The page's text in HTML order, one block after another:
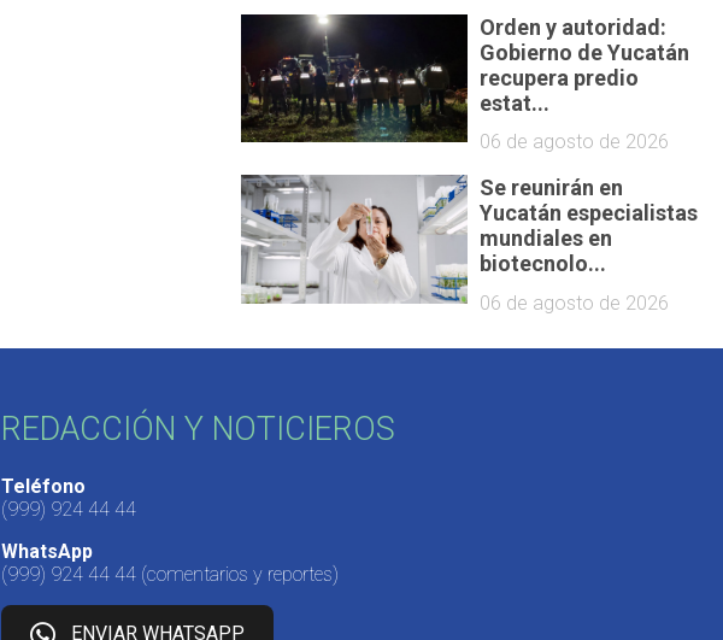
Orden y autoridad:
Gobierno de Yucatán
recupera predio
estat...
06 de agosto de 2026
Se reunirán en
Yucatán especialistas
mundiales en
biotecnolo...
06 de agosto de 2026
REDACCIÓN Y NOTICIEROS
Teléfono
(999) 924 44 44
WhatsApp
(999) 924 44 44 (comentarios y reportes)
ENVIAR WHATSAPP